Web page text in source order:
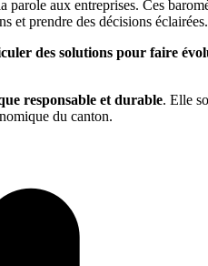
parole aux entreprises. Ces
et prendre des décisions éclairées.
des solutions pour faire
responsable et durable. Elle
du canton.